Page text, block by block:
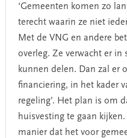
‘Gemeenten komen zo
terecht waarin ze niet
Met de VNG en andere
overleg. Ze verwacht er in
kunnen delen. Dan zal er
financiering, in het kader
regeling’. Het plan is om
huisvesting te gaan
manier dat het voor